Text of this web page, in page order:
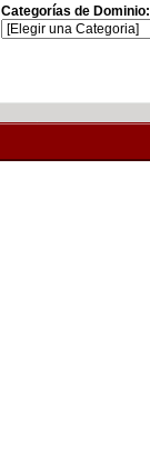
Categorías de Dominio: